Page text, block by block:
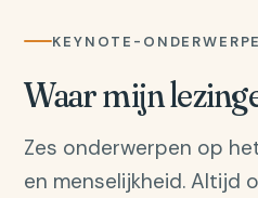
KEYNOTE-
Waar mijn
Zes onderwerpen op
en menselijkheid. Altijd